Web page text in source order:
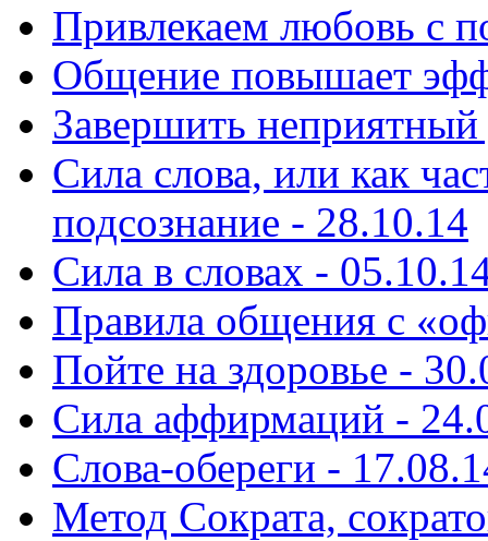
Привлекаем любовь с
Общение повышает
Завершить
Сила слова, или как
подсознание - 28.10.14
Сила в словах -
Правила общения с
Пойте на здоровье -
Сила аффирмаций -
Слова-обереги -
Метод Сократа,